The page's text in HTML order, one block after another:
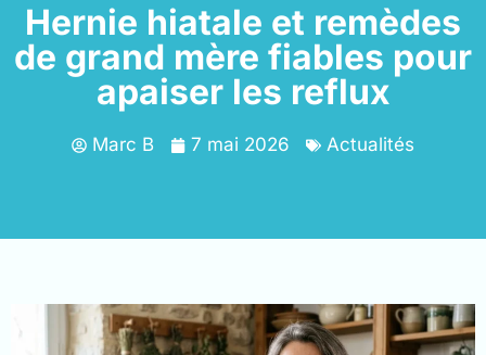
Hernie hiatale et remèdes
de grand mère fiables pour
apaiser les reflux
Marc B 7 mai 2026 Actualités